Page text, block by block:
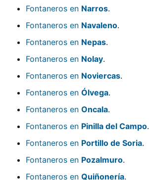
Fontaneros en Narros.
Fontaneros en Navaleno.
Fontaneros en Nepas.
Fontaneros en Nolay.
Fontaneros en Noviercas.
Fontaneros en Ólvega.
Fontaneros en Oncala.
Fontaneros en Pinilla del Campo.
Fontaneros en Portillo de Soria.
Fontaneros en Pozalmuro.
Fontaneros en Quiñonería.